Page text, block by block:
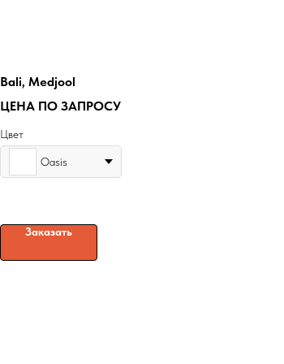
Bali, Medjool
ЦЕНА ПО ЗАПРОСУ
Цвет
Oasis
Заказать